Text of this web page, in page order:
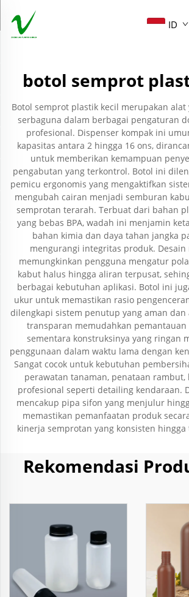
ID
botol semprot
Botol semprot plastik kecil merupakan alat
serbaguna dalam berbagai pengaturan
profesional. Dispenser kompak ini
kapasitas antara 2 hingga 16 ons,
untuk memberikan kemampuan
pengabutan yang terkontrol. Botol ini
pemicu ergonomis yang mengaktifkan
mengubah cairan menjadi semburan
semprotan terarah. Terbuat dari bahan
yang bebas BPA, wadah ini menjamin
bahan kimia dan daya tahan jangka
mengurangi integritas produk.
memungkinkan pengguna mengatur
kabut halus hingga aliran terpusat,
berbagai kebutuhan aplikasi. Botol ini
ukur untuk memastikan rasio
dilengkapi sistem penutup yang aman dan
transparan memudahkan pemantauan
sementara konstruksinya yang ringan
penggunaan dalam waktu lama dengan
Sangat cocok untuk kebutuhan
perawatan tanaman, penataan rambut,
profesional seperti detailing kendaraan.
mencakup pipa sifon yang menjulur
memastikan pemanfaatan produk
kinerja semprotan yang konsisten
Rekomendasi